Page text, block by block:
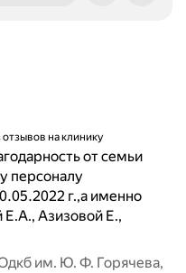
отзывов на клинику
от семьи
персоналу
г.,а именно
Азизовой Е.,
им. Ю. Ф. Горячева,